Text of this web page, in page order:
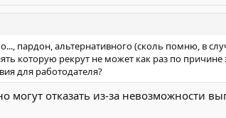
пардон, альтернативного (сколь помню, в
которую рекрут не может как раз по причине
для работодателя?
могут отказать из-за невозможности